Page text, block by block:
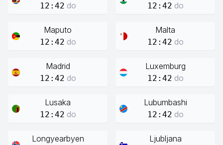
12:42 do 12:42 do
Maputo
12:42 do
Malta
12:42 do
Madrid
12:42 do
Luxemburg
12:42 do
Lusaka
12:42 do
Lubumbashi
12:42 do
Longyearbyen Ljubljana